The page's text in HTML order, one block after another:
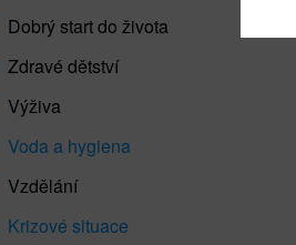
Dobrý start do života
Zdravé dětství
Výživa
Voda a hygiena
Vzdělání
Krizové situace